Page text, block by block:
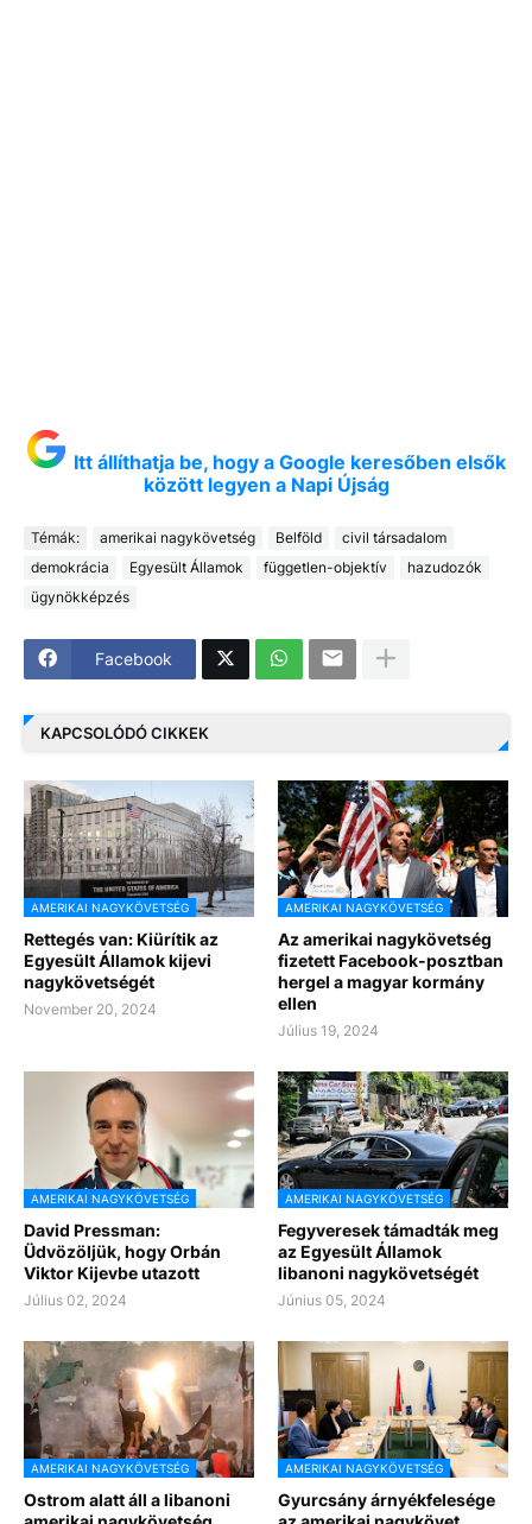
Itt állíthatja be, hogy a Google keresőben elsők
között legyen a Napi Újság
Témák: amerikai nagykövetség Belföld
civil társadalom
demokrácia
Egyesült Államok független-objektív
hazudozók
ügynökképzés
Facebook
KAPCSOLÓDÓ CIKKEK
AMERIKAI NAGYKÖVETSÉG
Rettegés van: Kiürítik az
Egyesült Államok kijevi
nagykövetségét
November 20, 2024
AMERIKAI NAGYKÖVETSÉG
Az amerikai nagykövetség
fizetett Facebook-posztban
hergel a magyar kormány
ellen
Július 19, 2024
AMERIKAI NAGYKÖVETSÉG
David Pressman:
Üdvözöljük, hogy Orbán
Viktor Kijevbe utazott
Július 02, 2024
AMERIKAI NAGYKÖVETSÉG
Fegyveresek támadták meg
az Egyesült Államok
libanoni nagykövetségét
Június 05, 2024
AMERIKAI NAGYKÖVETSÉG
Ostrom alatt áll a libanoni
AMERIKAI NAGYKÖVETSÉG
Gyurcsány árnyékfelesége